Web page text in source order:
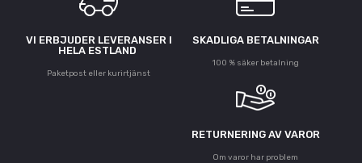
VI ERBJUDER LEVERANSER I
HELA ESTLAND
Paketpost eller kurirtjänst
SKADLIGA BETALNINGAR
100 % säker betalning
RETURNERING AV VAROR
Om varor har problem